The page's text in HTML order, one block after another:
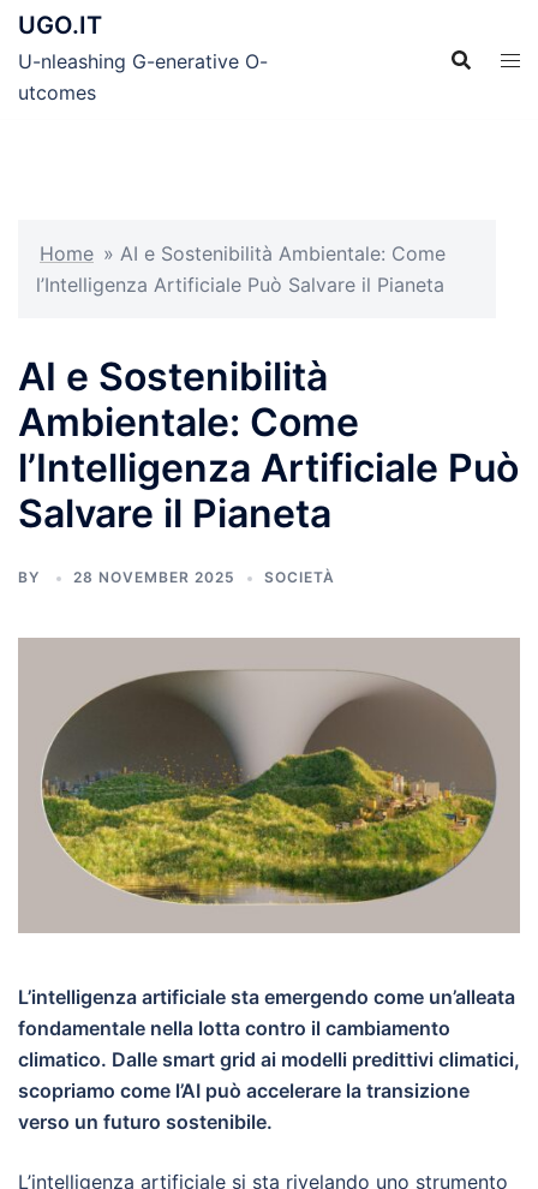
Skip
content
UGO.IT
U-nleashing G-enerative O-
utcomes
Home » AI e Sostenibilità Ambientale: Come
l’Intelligenza Artificiale Può Salvare il Pianeta
AI e Sostenibilità
Ambientale: Come
l’Intelligenza Artificiale Può
Salvare il Pianeta
BY 28 NOVEMBER 2025 SOCIETÀ
L’intelligenza artificiale sta emergendo come un’alleata
fondamentale nella lotta contro il cambiamento
climatico. Dalle smart grid ai modelli predittivi climatici,
scopriamo come l’AI può accelerare la transizione
verso un futuro sostenibile.
L’intelligenza artificiale si sta rivelando uno strumento